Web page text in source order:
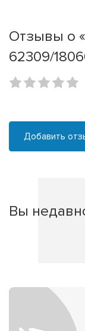
Отзывы о
62309/
Добавить
Вы